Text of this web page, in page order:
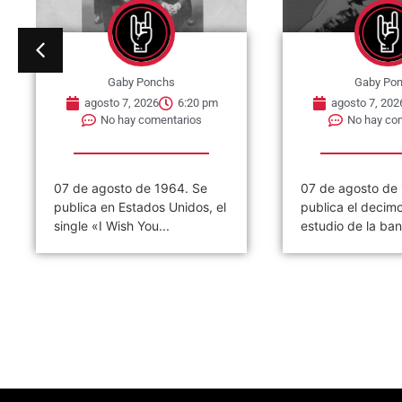
Gaby Ponchs
agosto 7, 2026
6:20 pm
No hay comentarios
07 de agosto de 1964. Se
publica en Estados Unidos, el
single «I Wish You...
Gaby
agosto 7,
No hay
07 de agosto de
publica el
estudio de la